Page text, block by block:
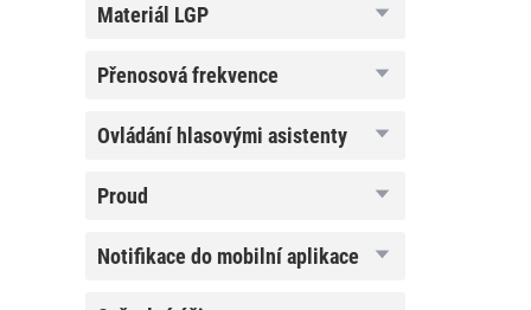
materiál
materiál LGP
přenosová
přenosová frekvence
ovládání
ovládání hlasovými asistenty
proud
proud
notifikace
notifikace do mobilní aplikace